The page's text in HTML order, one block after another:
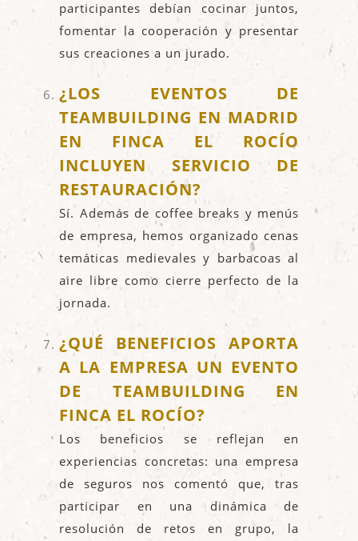
participantes debían cocinar juntos,
fomentar la cooperación y presentar
sus creaciones a un jurado.
¿LOS EVENTOS DE
TEAMBUILDING EN MADRID
EN FINCA EL ROCÍO
INCLUYEN SERVICIO DE
RESTAURACIÓN?
Sí. Además de coffee breaks y menús
de empresa, hemos organizado cenas
temáticas medievales y barbacoas al
aire libre como cierre perfecto de la
jornada.
¿QUÉ BENEFICIOS APORTA
A LA EMPRESA UN EVENTO
DE TEAMBUILDING EN
FINCA EL ROCÍO?
Los beneficios se reflejan en
experiencias concretas: una empresa
de seguros nos comentó que, tras
participar en una dinámica de
resolución de retos en grupo, la